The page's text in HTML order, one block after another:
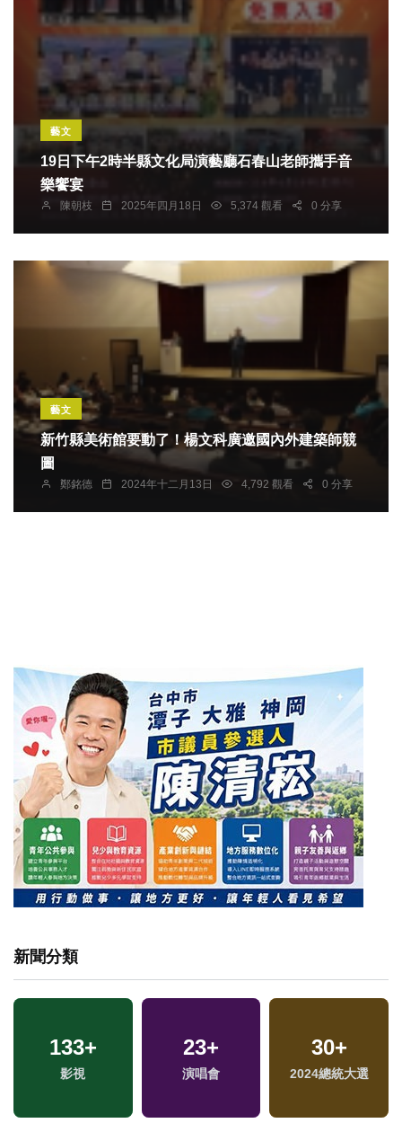
藝文
19日下午2時半縣文化局演藝廳石春山老師攜手音
樂饗宴
陳朝枝 2025年四月18日 5,374 觀看 0 分享
藝文
新竹縣美術館要動了！楊文科廣邀國內外建築師競
圖
鄭銘德 2024年十二月13日 4,792 觀看 0 分享
新聞分類
133+
影視
23+
演唱會
30+
2024總統大選
3251+
生活
691+
熱門
1373+
綜合